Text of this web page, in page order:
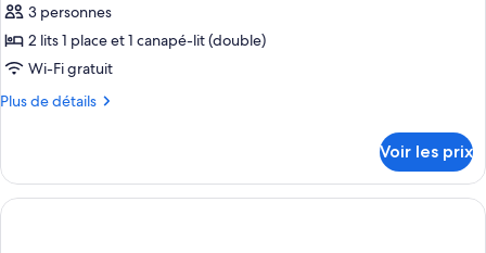
Junior,
vue
mer
photos
pour
ce
type
Suite
Junior,
accès
3 personnes
2 lits 1 place et 1 canapé-lit (double)
Wi-Fi gratuit
Plus de détails
Plus
le
type
de
Voir les prix